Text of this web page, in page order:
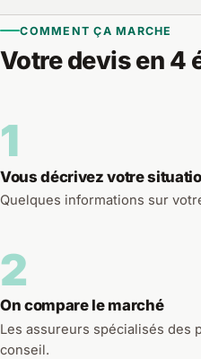
COMMENT ÇA MARCHE
Votre devis en 4
1
Vous décrivez votre
Quelques informations sur
2
On compare le marché
Les assureurs spécialisés des
conseil.